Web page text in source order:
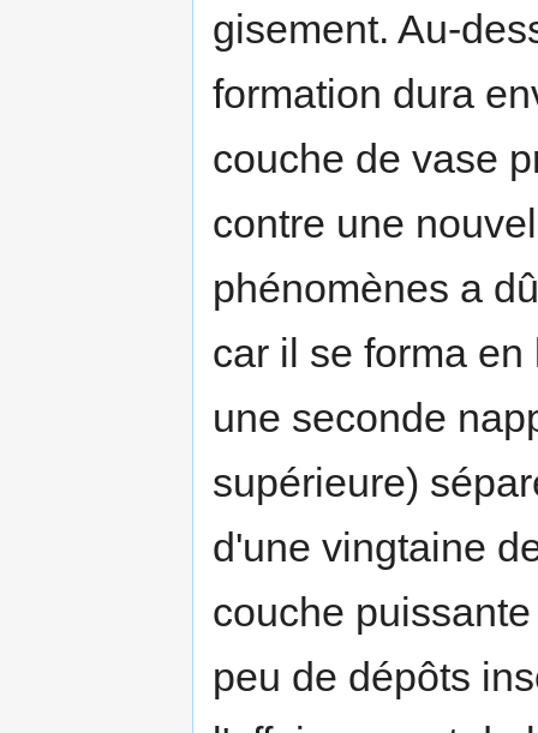
gisement. Au-
formation dura
couche de vase
contre une
phénomènes a
car il se forma
une seconde
supérieure)
d'une vingtaine
couche
peu de dépôts